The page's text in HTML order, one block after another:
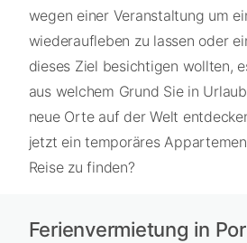
wegen einer Veranstaltung um
wiederaufleben zu lassen oder
dieses Ziel besichtigen wollten,
aus welchem Grund Sie in
neue Orte auf der Welt
jetzt ein temporäres
Reise zu finden?
Ferienvermietung in